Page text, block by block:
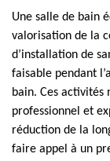
Une salle de bain
valorisation de la
d’installation de
faisable pendant
bain. Ces activités
professionnel et
réduction de la
faire appel à un